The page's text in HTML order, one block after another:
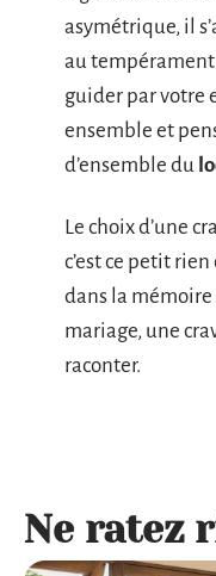
asymétrique, il
au tempérament
guider par votre
ensemble et
d’ensemble du
Le choix d’une
c’est ce petit
dans la mémoire
mariage, une
raconter.
Ne ratez